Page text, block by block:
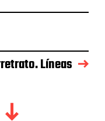
Líneas